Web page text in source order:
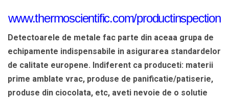
www.thermoscientific.com/productinspection
Detectoarele de metale fac parte din aceaa grupa de
echipamente indispensabile in asigurarea standardelor
de calitate europene. Indiferent ca produceti: materii
prime amblate vrac, produse de panificatie/patiserie,
produse din ciocolata, etc, aveti nevoie de o solutie